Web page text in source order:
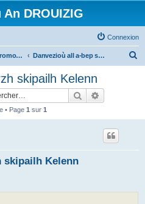
DROUIZIG
Connexion
Kerzrouizig - Foromoù An Drouizig Danvezioù all a-bep seurt
skipailh Kelenn
Rechercher
• Page 1 sur 1
skipailh Kelenn